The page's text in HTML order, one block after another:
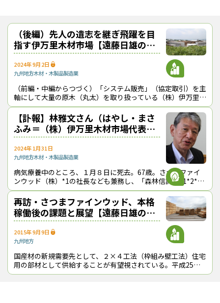
（後編）先人の遺志を継ぎ飛躍を目
指す伊万里木材市場【遠藤日雄のル
ポ＆対論】
2024年9月2日
九州地方木材・木製品製造業
（前編・中編からつづく）「システム販売」（協定取引）を主
軸にして大量の原木（丸太）を取り扱っている（株）伊万里木
材市場（佐賀県伊万里市）は、川上（山、森林）への接近度を
一段と高めながら国産材ビジネスを
【訃報】林雅文さん（はやし・まさ
ふみ＝（株）伊万里木材市場代表取
締役社長）
2024年1月31日
九州地方木材・木製品製造業
病気療養中のところ、１月８日に死去。67歳。さつまファイ
ンウッド（株）*1の社長なども兼務し、「森林信託」*1*2*3
をいち早く導入するなど、国産材の需要拡大に大きく貢献し
た。葬儀は、故人の遺志によ
再訪・さつまファインウッド、本格
稼働後の課題と展望【遠藤日雄のル
ポ＆対論】
2015年9月9日
九州地方
国産材の新規需要先として、２×４工法（枠組み壁工法）住宅
用の部材として供給することが有望視されている。平成25年
の２×４工法住宅の着工戸数は約12万戸、同年の新設住宅着